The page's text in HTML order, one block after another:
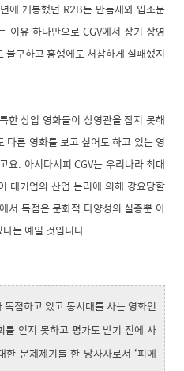
에 개봉했던 R2B는 만듬새와 입소문
이유 하나만으로 CGV에서 장기 상영
구하고 흥행에도 처참하게 실패했지
한 상업 영화들이 상영관을 잡지 못해
다른 영화를 보고 싶어도 하고 있는 영
요. 아시다시피 CGV는 우리나라 최대
대기업의 산업 논리에 의해 강요당할
서 독점은 문화적 다양성의 실종뿐 아
는 예일 것입니다.
점하고 있고 동시대를 사는 영화인
얻지 못하고 평가도 받기 전에 사
한 문제제기를 한 당사자로서 ‘피에